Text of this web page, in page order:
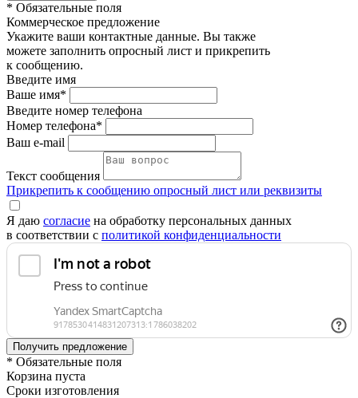
* Обязательные поля
Коммерческое предложение
Укажите ваши контактные данные. Вы также
можете заполнить опросный лист и прикрепить
к сообщению.
Введите имя
Ваше имя*
Введите номер телефона
Номер телефона*
Ваш e-mail
Текст сообщения
Прикрепить к сообщению опросный лист или реквизиты
Я даю согласие на обработку персональных данных
в соответствии с политикой конфиденциальности
* Обязательные поля
Корзина пуста
Сроки изготовления